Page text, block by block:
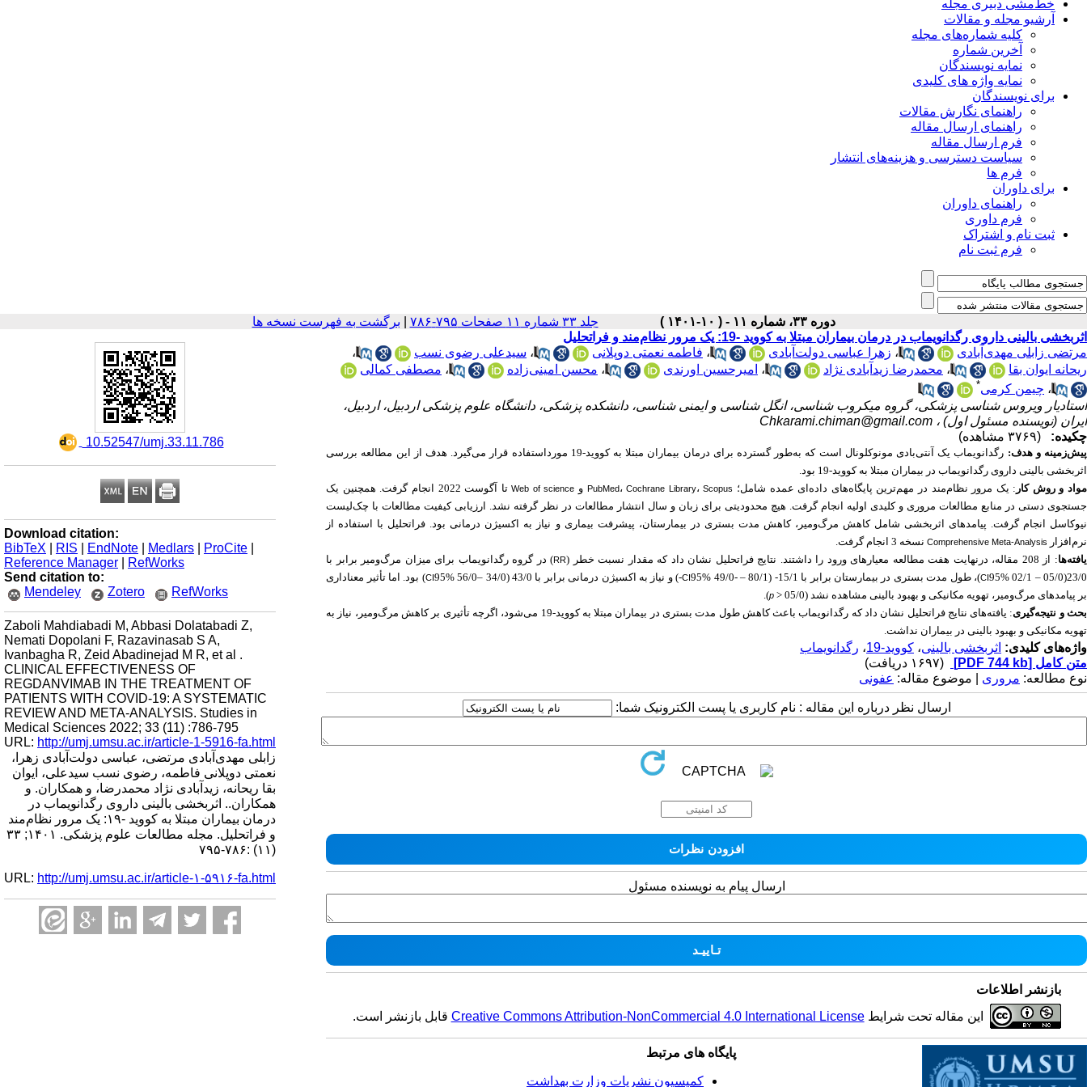
خط‌مشی دبیری مجله
آرشیو مجله و مقالات
کلیه شماره‌های مجله
آخرین شماره
نمایه نویسندگان
نمایه واژه های کلیدی
برای نویسندگان
راهنمای نگارش مقالات
راهنمای ارسال مقاله
فرم ارسال مقاله
سیاست دسترسی و هزینه‌های انتشار
فرم ها
برای داوران
راهنمای داوران
فرم داوری
ثبت نام و اشتراک
فرم ثبت نام
دوره ۳۳، شماره ۱۱ - ( ۱۰-۱۴۰۱ ) جلد ۳۳ شماره ۱۱ صفحات ۷۹۵-۷۸۶ برگشت به فهرست نسخه ها
‎ 10.52547/umj.33.11.786
Download citation:
BibTeX
RIS EndNote Medlars ProCite
Reference Manager
RefWorks
Send citation to:
Mendeley
Zotero RefWorks
Zaboli Mahdiabadi M, Abbasi Dolatabadi Z,
Nemati Dopolani F, Razavinasab S A,
Ivanbagha R, Zeid Abadinejad M R, et al .
CLINICAL EFFECTIVENESS OF
REGDANVIMAB IN THE TREATMENT OF
PATIENTS WITH COVID-19: A SYSTEMATIC
REVIEW AND META-ANALYSIS. Studies in
Medical Sciences 2022; 33 (11) :786-795
URL: http://umj.umsu.ac.ir/article-1-5916-fa.html
زابلی مهدی‌آبادی مرتضی، عباسی دولت‌آبادی زهرا،
نعمتی دوپلانی فاطمه، رضوی نسب سیدعلی، ایوان
بقا ریحانه، زیدآبادی نژاد محمدرضا، و همکاران. و
همکاران.. اثربخشی بالینی داروی رگدانویماب در
درمان بیماران مبتلا به کووید -۱۹: یک مرور نظام‌مند
و فراتحلیل. مجله مطالعات علوم پزشکی. ۱۴۰۱; ۳۳
(۱۱) :۷۸۶-۷۹۵
URL: http://umj.umsu.ac.ir/article-۱-۵۹۱۶-fa.html
اثربخشی بالینی داروی رگدانویماب در درمان بیماران مبتلا به کووید -19: یک مرور نظام‌مند و فراتحلیل
مرتضی زابلی مهدی‌آبادی
، زهرا عباسی دولت‌آبادی ، فاطمه نعمتی دوپلانی ، سیدعلی رضوی نسب
،
ریحانه ایوان بقا
، محمدرضا زیدآبادی نژاد ، امیرحسین اورندی ، محسن امینی‌زاده ، مصطفی کمالی
، چیمن کرمی*
استادیار ویروس شناسی پزشکی، گروه میکروب شناسی، انگل شناسی و ایمنی شناسی، دانشکده پزشکی، دانشگاه علوم پزشکی اردبیل، اردبیل،
ایران (نویسنده مسئول اول) ، Chkarami.chiman@gmail.com
چکیده:
(۳۷۶۹ مشاهده)
پیش‌زمینه و هدف:
رگدانویماب یک آنتی‌بادی مونوکلونال است که به‌طور گسترده برای درمان بیماران مبتلا به کووید-19 مورداستفاده قرار می‌گیرد. هدف از این مطالعه بررسی
اثربخشی بالینی داروی رگدانویماب در بیماران مبتلا به کووید-19 بود.
مواد و روش کار : یک مرور نظام‌مند در مهم‌ترین پایگاه‌های داده‌ای عمده شامل؛ PubMed،Cochrane Library،Scopus و Web of science
تا آگوست 2022 انجام گرفت. همچنین یک
جستجوی دستی در منابع مطالعات مروری و کلیدی اولیه انجام گرفت. هیچ محدودیتی برای زبان و سال انتشار مطالعات در نظر گرفته نشد. ارزیابی کیفیت مطالعات با چک‌لیست
نیوکاسل انجام گرفت. پیامدهای اثربخشی شامل کاهش مرگ‌و‌میر، کاهش مدت بستری در بیمارستان، پیشرفت بیماری و نیاز به اکسیژن درمانی بود. فراتحلیل با استفاده از
نرم‌افزار
Comprehensive Meta-Analysis نسخه 3 انجام گرفت.
یافته‌ها: از 208 مقاله، درنهایت هفت مطالعه معیارهای ورود را داشتند. نتایج فراتحلیل نشان داد که مقدار نسبت خطر ( RR) در گروه رگدانویماب برای میزان مرگ‌و‌میر برابر با
23/0(
CI95% 02/1 – 05/0)، طول مدت بستری در بیمارستان برابر با 15/1- ( CI95% 49/0- – 80/1-) و نیاز به اکسیژن درمانی برابر با 43/0 ( CI95%
56/0– 34/0) بود. اما تأثیر معناداری
بر پیامدهای مرگ‌و‌میر، تهویه مکانیکی و بهبود بالینی مشاهده نشد (05/0 <
p
).
بحث و نتیجه‌گیری
: یافته‌های نتایج فراتحلیل نشان داد که رگدانویماب باعث کاهش طول مدت بستری در بیماران مبتلا به کووید-19 می‌شود، اگرچه تأثیری بر کاهش مرگ‌و‌میر، نیاز به
تهویه مکانیکی و بهبود بالینی در بیماران نداشت.
واژه‌های کلیدی: اثربخشی بالینی، کووید-19 ، رگدانویماب
متن کامل [PDF 744 kb]
(۱۶۹۷ دریافت)
نوع مطالعه: مروری | موضوع مقاله: عفونی
ارسال نظر درباره این مقاله : نام کاربری یا پست الکترونیک شما:
ارسال پیام به نویسنده مسئول
بازنشر اطلاعات
این مقاله تحت شرایطCreative Commons Attribution-NonCommercial 4.0 International License قابل بازنشر است.
پایگاه های مرتبط
کمیسیون نشریات وزارت بهداشت